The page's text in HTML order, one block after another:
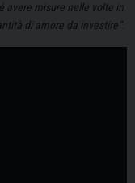
avere misure nelle volte in
di amore da investire”.